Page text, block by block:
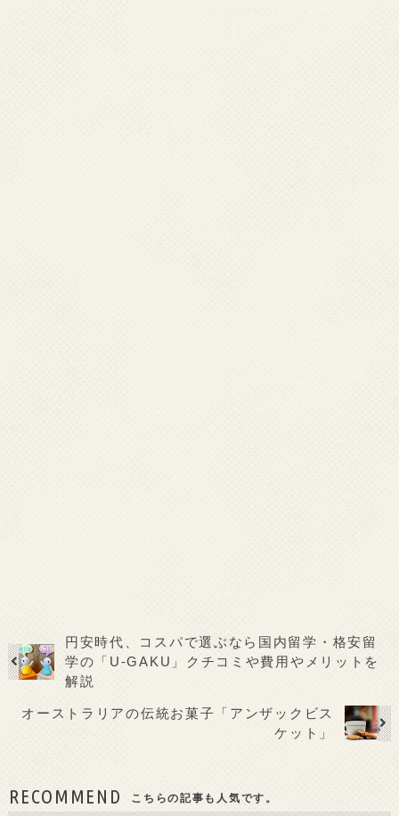
円安時代、コスパで選ぶなら国内留学・格安留
学の「U-GAKU」クチコミや費用やメリットを
解説
オーストラリアの伝統お菓子「アンザックビス
ケット」
RECOMMEND こちらの記事も人気です。